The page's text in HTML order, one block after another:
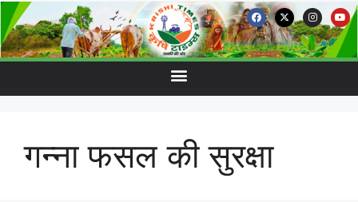
गन्ना फसल की सुरक्षा